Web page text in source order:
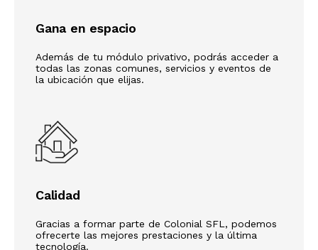
Gana en espacio
Además de tu módulo privativo, podrás acceder a
todas las zonas comunes, servicios y eventos de
la ubicación que elijas.
Calidad
Gracias a formar parte de Colonial SFL, podemos
ofrecerte las mejores prestaciones y la última
tecnología.